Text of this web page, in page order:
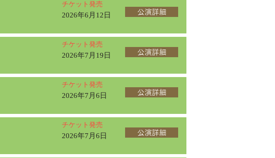
チケット発売
2026年6月12日 公演詳細
チケット発売
2026年7月19日 公演詳細
チケット発売
2026年7月6日 公演詳細
チケット発売
2026年7月6日 公演詳細